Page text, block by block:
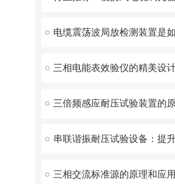
三相交流标准源的原理和应用